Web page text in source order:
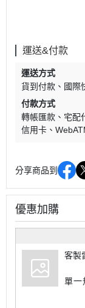
運送&付款
運送方式
貨到付款
國際
付款方式
轉帳匯款
宅配
信用卡
分享商品到
優惠加購
客製
單一